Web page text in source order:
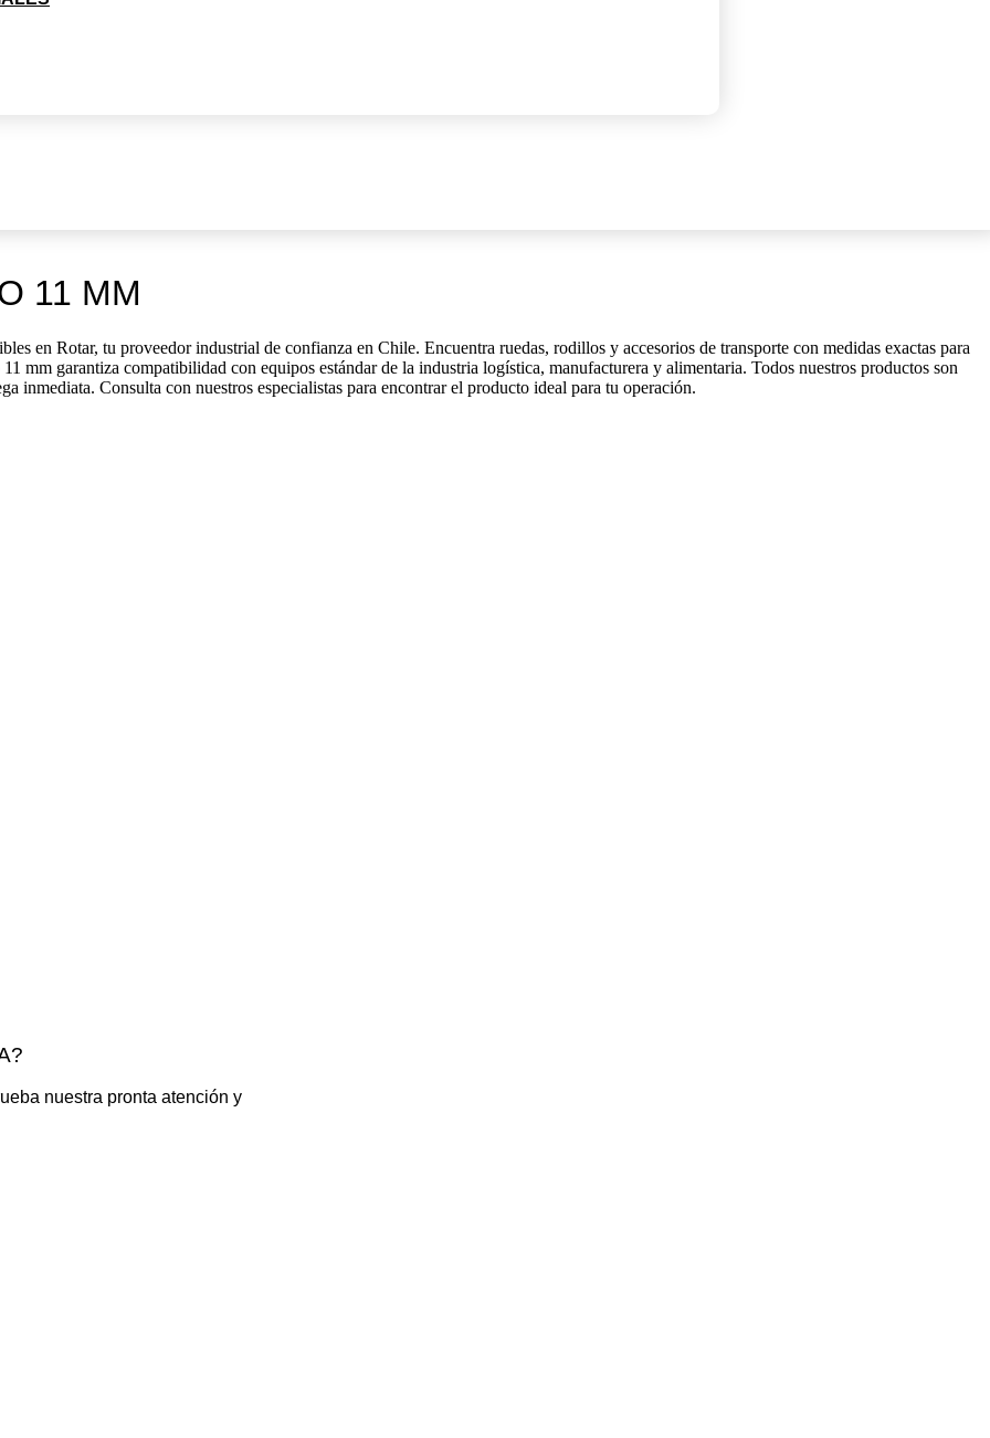
11 MM
en Rotar, tu proveedor industrial de confianza en Chile. Encuentra ruedas, rodillos y accesorios de transporte con medidas exactas para
mm garantiza compatibilidad con equipos estándar de la industria logística, manufacturera y alimentaria. Todos nuestros productos son
inmediata. Consulta con nuestros especialistas para encontrar el producto ideal para tu operación.
nuestra pronta atención y